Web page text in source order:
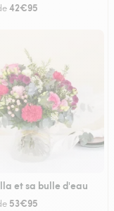
42€95
et sa bulle d'eau
53€95